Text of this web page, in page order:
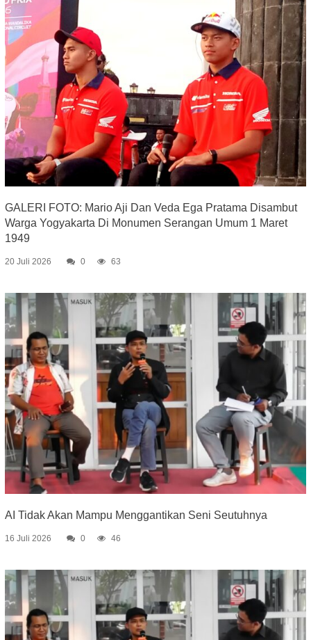
GALERI FOTO: Mario Aji Dan Veda Ega Pratama Disambut
Warga Yogyakarta Di Monumen Serangan Umum 1 Maret
1949
20 Juli 2026 0 63
AI Tidak Akan Mampu Menggantikan Seni Seutuhnya
16 Juli 2026 0 46